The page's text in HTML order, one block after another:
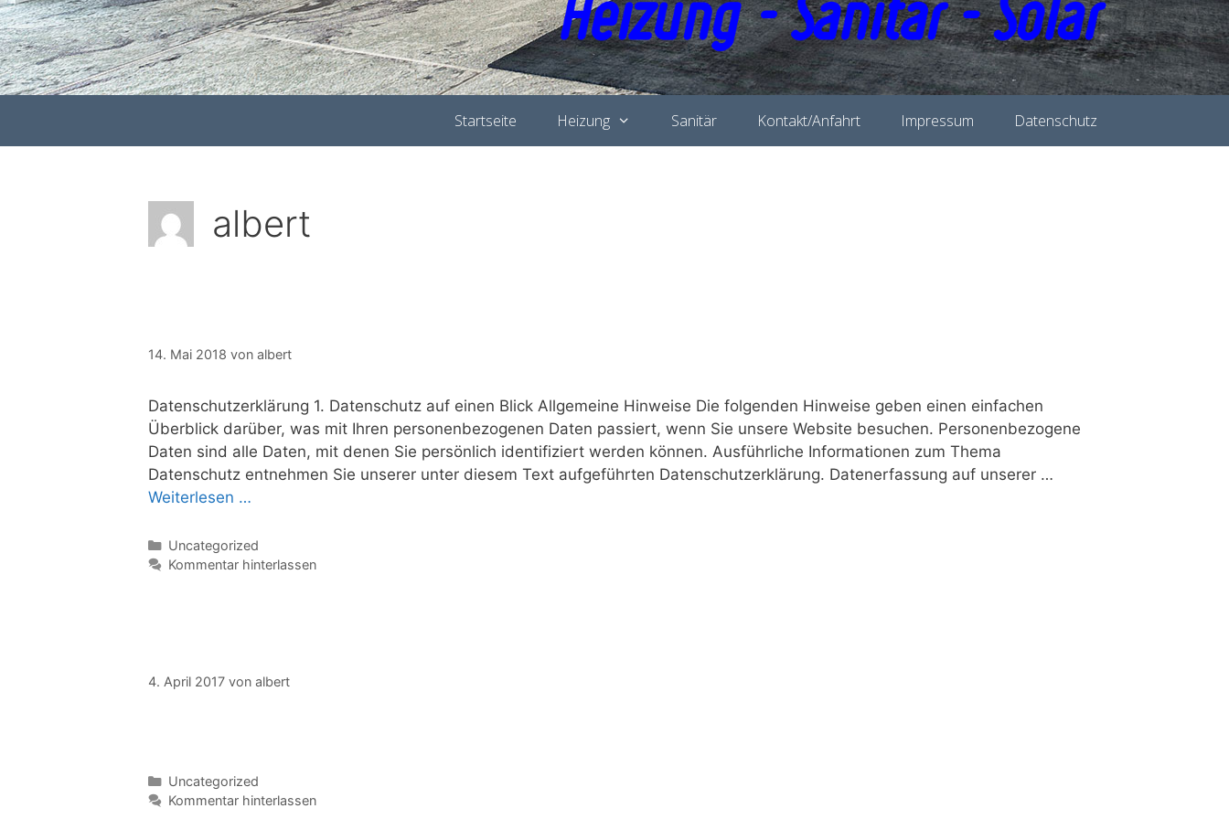
Startseite Heizung Sanitär Kontakt/Anfahrt Impressum Datenschutz
albert
14. Mai 2018 von albert
Datenschutzerklärung 1. Datenschutz auf einen Blick Allgemeine Hinweise Die folgenden Hinweise geben einen einfachen
Überblick darüber, was mit Ihren personenbezogenen Daten passiert, wenn Sie unsere Website besuchen. Personenbezogene
Daten sind alle Daten, mit denen Sie persönlich identifiziert werden können. Ausführliche Informationen zum Thema
Datenschutz entnehmen Sie unserer unter diesem Text aufgeführten Datenschutzerklärung. Datenerfassung auf unserer …
Weiterlesen …
Kategorien
Uncategorized
Kommentar hinterlassen
4. April 2017 von albert
Kategorien
Uncategorized
Kommentar hinterlassen